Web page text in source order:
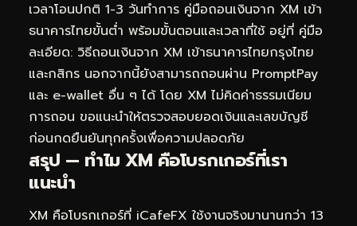
เวลาโอนปกติ 1-3 วันทำการ คู่มือถอนเงินจาก XM เข้า
ธนาคารไทยขั้นต่ำ พร้อมขั้นตอนและเวลาที่ใช้ อยู่ที่ คู่มือ
ละเอียด: วิธีถอนเงินจาก XM เข้าธนาคารไทยกรุงไทย
และกสิกร นอกจากนี้ยังสามารถถอนผ่าน PromptPay
และ e-wallet อื่น ๆ ได้ โดย XM ไม่คิดค่าธรรมเนียม
การถอน ขอแนะนำให้ตรวจสอบยอดเงินและเลขบัญชี
ก่อนกดยืนยันทุกครั้งเพื่อความปลอดภัย
สรุป — ทำไม XM คือโบรกเกอร์ที่เรา
แนะนำ
XM คือโบรกเกอร์ที่ iCafeFX ใช้งานจริงมานานกว่า 13